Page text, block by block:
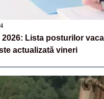
2026: Lista posturilor
actualizată vineri